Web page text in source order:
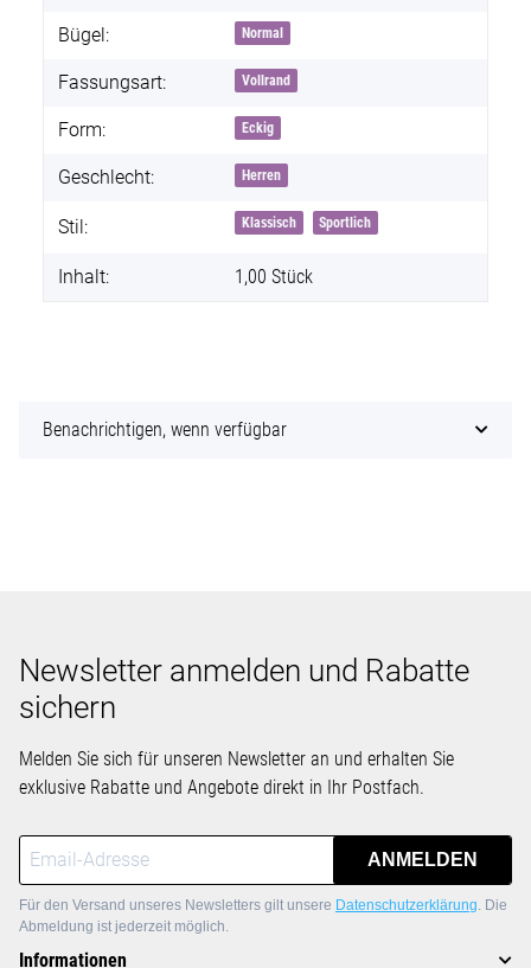
Bügel: Normal
Fassungsart: Vollrand
Form: Eckig
Geschlecht: Herren
Stil: Klassisch Sportlich
Inhalt: 1,00 Stück
Benachrichtigen, wenn verfügbar
Newsletter anmelden und Rabatte
sichern
Melden Sie sich für unseren Newsletter an und erhalten Sie
exklusive Rabatte und Angebote direkt in Ihr Postfach.
ANMELDEN
Für den Versand unseres Newsletters gilt unsere Datenschutzerklärung . Die
Abmeldung ist jederzeit möglich.
Informationen